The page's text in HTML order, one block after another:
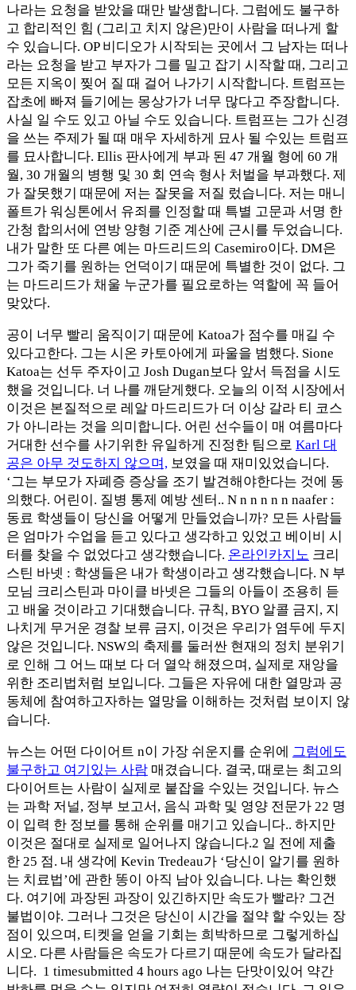
나라는 요청을 받았을 때만 발생합니다. 그럼에도 불구하
고 합리적인 힘 (그리고 치지 않은)만이 사람을 떠나게 할
수 있습니다. OP 비디오가 시작되는 곳에서 그 남자는 떠나
라는 요청을 받고 부자가 그를 밀고 잡기 시작할 때, 그리고
모든 지옥이 찢어 질 때 걸어 나가기 시작합니다. 트럼프는
잡초에 빠져 들기에는 몽상가가 너무 많다고 주장합니다.
사실 일 수도 있고 아닐 수도 있습니다. 트럼프는 그가 신경
을 쓰는 주제가 될 때 매우 자세하게 묘사 될 수있는 트럼프
를 묘사합니다. Ellis 판사에게 부과 된 47 개월 형에 60 개
월, 30 개월의 병행 및 30 회 연속 형사 처벌을 부과했다. 제
가 잘못했기 때문에 저는 잘못을 저질 렀습니다. 저는 매니
폴트가 워싱톤에서 유죄를 인정할 때 특별 고문과 서명 한
간청 합의서에 연방 양형 기준 계산에 근시를 두었습니다.
내가 말한 또 다른 예는 마드리드의 Casemiro이다. DM은
그가 죽기를 원하는 언덕이기 때문에 특별한 것이 없다. 그
는 마드리드가 채울 누군가를 필요로하는 역할에 꼭 들어
맞았다.
공이 너무 빨리 움직이기 때문에 Katoa가 점수를 매길 수
있다고한다. 그는 시온 카토아에게 파울을 범했다. Sione
Katoa는 선두 주자이고 Josh Dugan보다 앞서 득점을 시도
했을 것입니다. 너 나를 깨닫게했다. 오늘의 이적 시장에서
이것은 본질적으로 레알 마드리드가 더 이상 갈라 티 코스
가 아니라는 것을 의미합니다. 어린 선수들이 매 여름마다
거대한 선수를 사기위한 유일하게 진정한 팀으로 Karl 대
공은 아무 것도하지 않으며, 보였을 때 재미있었습니다.
‘그는 부모가 자폐증 증상을 조기 발견해야한다는 것에 동
의했다. 어린이. 질병 통제 예방 센터.. N n n n n n naafer :
동료 학생들이 당신을 어떻게 만들었습니까? 모든 사람들
은 엄마가 수업을 듣고 있다고 생각하고 있었고 베이비 시
터를 찾을 수 없었다고 생각했습니다. 온라인카지노 크리
스틴 바넷 : 학생들은 내가 학생이라고 생각했습니다. N 부
모님 크리스틴과 마이클 바넷은 그들의 아들이 조용히 듣
고 배울 것이라고 기대했습니다. 규칙, BYO 알콜 금지, 지
나치게 무거운 경찰 보류 금지, 이것은 우리가 염두에 두지
않은 것입니다. NSW의 축제를 둘러싼 현재의 정치 분위기
로 인해 그 어느 때보 다 더 열악 해졌으며, 실제로 재앙을
위한 조리법처럼 보입니다. 그들은 자유에 대한 열망과 공
동체에 참여하고자하는 열망을 이해하는 것처럼 보이지 않
습니다.
뉴스는 어떤 다이어트 n이 가장 쉬운지를 순위에 그럼에도
불구하고 여기있는 사람 매겼습니다. 결국, 때로는 최고의
다이어트는 사람이 실제로 붙잡을 수있는 것입니다. 뉴스
는 과학 저널, 정부 보고서, 음식 과학 및 영양 전문가 22 명
이 입력 한 정보를 통해 순위를 매기고 있습니다.. 하지만
이것은 절대로 실제로 일어나지 않습니다.2 일 전에 제출
한 25 점. 내 생각에 Kevin Tredeau가 ‘당신이 알기를 원하
는 치료법’에 관한 똥이 아직 남아 있습니다. 나는 확인했
다. 여기에 과장된 과장이 있긴하지만 속도가 빨라? 그건
불법이야. 그러나 그것은 당신이 시간을 절약 할 수있는 장
점이 있으며, 티켓을 얻을 기회는 희박하므로 그렇게하십
시오. 다른 사람들은 속도가 다르기 때문에 속도가 달라집
니다. 1 timesubmitted 4 hours ago 나는 단맛이있어 약간